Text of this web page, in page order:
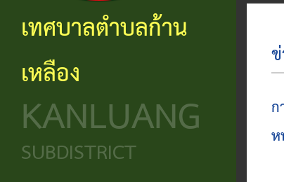
ความ
เป็นมา
ข้อมูล
พื้น
ฐาน
ประชาชน
บริการ
ประชาชน
ศูนย์ช่วย
เทศบาล
โครงสร้าง
นิติบัญญัติ
โครงสร้าง
ข่าวสาร
และ
แผน
งาน
ติดต่อ
แจ้ง
ความ
เดือด
ร้อน
เทศบาลตำบลก้าน
เหลือง
KANLUANG
SUBDISTRICT